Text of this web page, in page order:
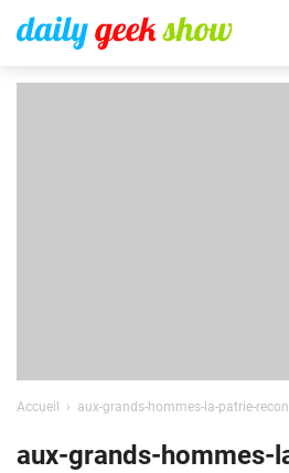
Accueil aux-grands-hommes-la-patrie-
aux-grands-hommes-